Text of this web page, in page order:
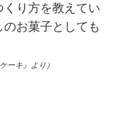
くり方を教えてい
お菓子としても
ーキ』より）